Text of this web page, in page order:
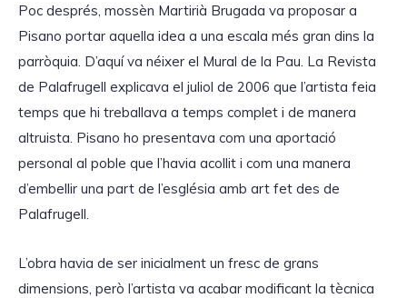
Poc després, mossèn Martirià Brugada va proposar a
Pisano portar aquella idea a una escala més gran dins la
parròquia. D’aquí va néixer el Mural de la Pau. La Revista
de Palafrugell explicava el juliol de 2006 que l’artista feia
temps que hi treballava a temps complet i de manera
altruista. Pisano ho presentava com una aportació
personal al poble que l’havia acollit i com una manera
d’embellir una part de l’església amb art fet des de
Palafrugell.
L’obra havia de ser inicialment un fresc de grans
dimensions, però l’artista va acabar modificant la tècnica